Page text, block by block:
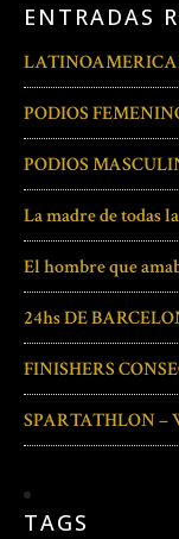
ENTRADAS
PODIOS
PODIOS
La madre de todas
El hombre que
24hs DE
FINISHERS
SPARTATHLON –
TAGS